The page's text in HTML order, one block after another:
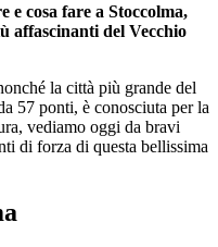
e cosa fare a Stoccolma,
affascinanti del Vecchio
la città più grande del
57 ponti, è conosciuta per la
vediamo oggi da bravi
di forza di questa bellissima